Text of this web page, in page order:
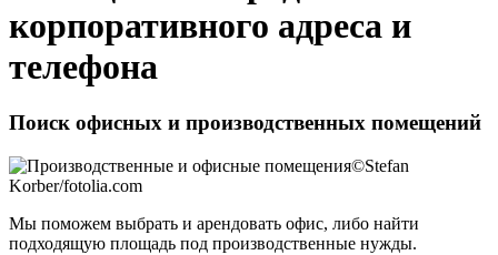
корпоративного адреса и
телефона
Поиск офисных и производственных помещений
Мы поможем выбрать и арендовать офис, либо найти
подходящую площадь под производственные нужды.